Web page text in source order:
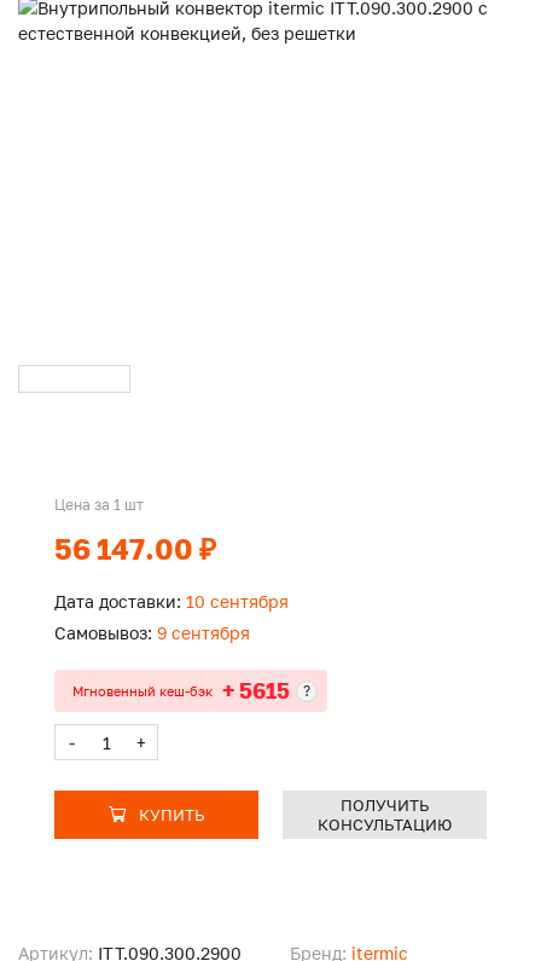
Артикул: ITT.090.300.2900 Бренд: itermic
Цена за 1 шт
56 147.00 ₽
Дата доставки: 10 сентября
Самовывоз: 9 сентября
Мгновенный кеш-бэк + 5615 ?
- +
КУПИТЬ
ПОЛУЧИТЬ
КОНСУЛЬТАЦИЮ